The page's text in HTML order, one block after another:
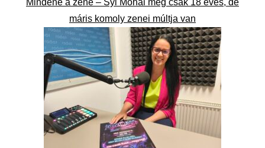
Mindene a zene – Syl Mohai még csak 18 éves, de
máris komoly zenei múltja van